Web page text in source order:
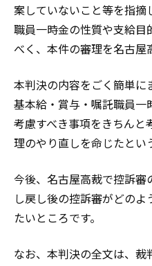
案していないこと等を指摘
職員一時金の性質や支給目
べく、本件の審理を名古屋
本判決の内容をごく簡単に
基本給・賞与・嘱託職員一
考慮すべき事項をきちんと
理のやり直しを命じたとい
今後、名古屋高裁で控訴審
し戻し後の控訴審がどの
たいところです。
なお、本判決の全文は、